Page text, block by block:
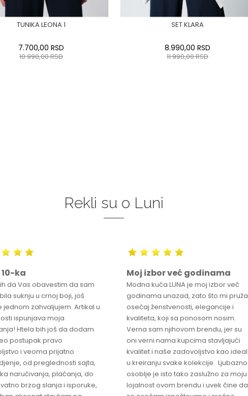
TUNIKA LEONA 1
7.700,00 RSD
10.990,00RSD
SET KLARA
8.990,00 RSD
11.990,00RSD
Rekli su o Luni
ka
da Vas obavestim da sam
suknju u crnoj boji, još
jednom zahvaljujem. Artikal u
ispunjava moja
Htela bih još da dodam
postupak pravo
i veoma prijatno
od preglednosti sajta,
naručivanja, plaćanja, do
brzog slanja i isporuke,
Moj izbor već godinama
Modna kuća LUNA je moj izbor već
godinama unazad, zato što mi pruža
osećaj ženstvenosti, elegancije i
kvaliteta, koji sa ponosom nosim.
Verna sam njihovom brendu, jer su
oni verni nama kupcima stavljajući
kvalitet i naše zadovoljstvo kao ideal
u kreiranju svake kolekcije. Ljubazno
osoblje je isto tako zaslužno za moju
lojalnost ovom brendu i uvek čine da